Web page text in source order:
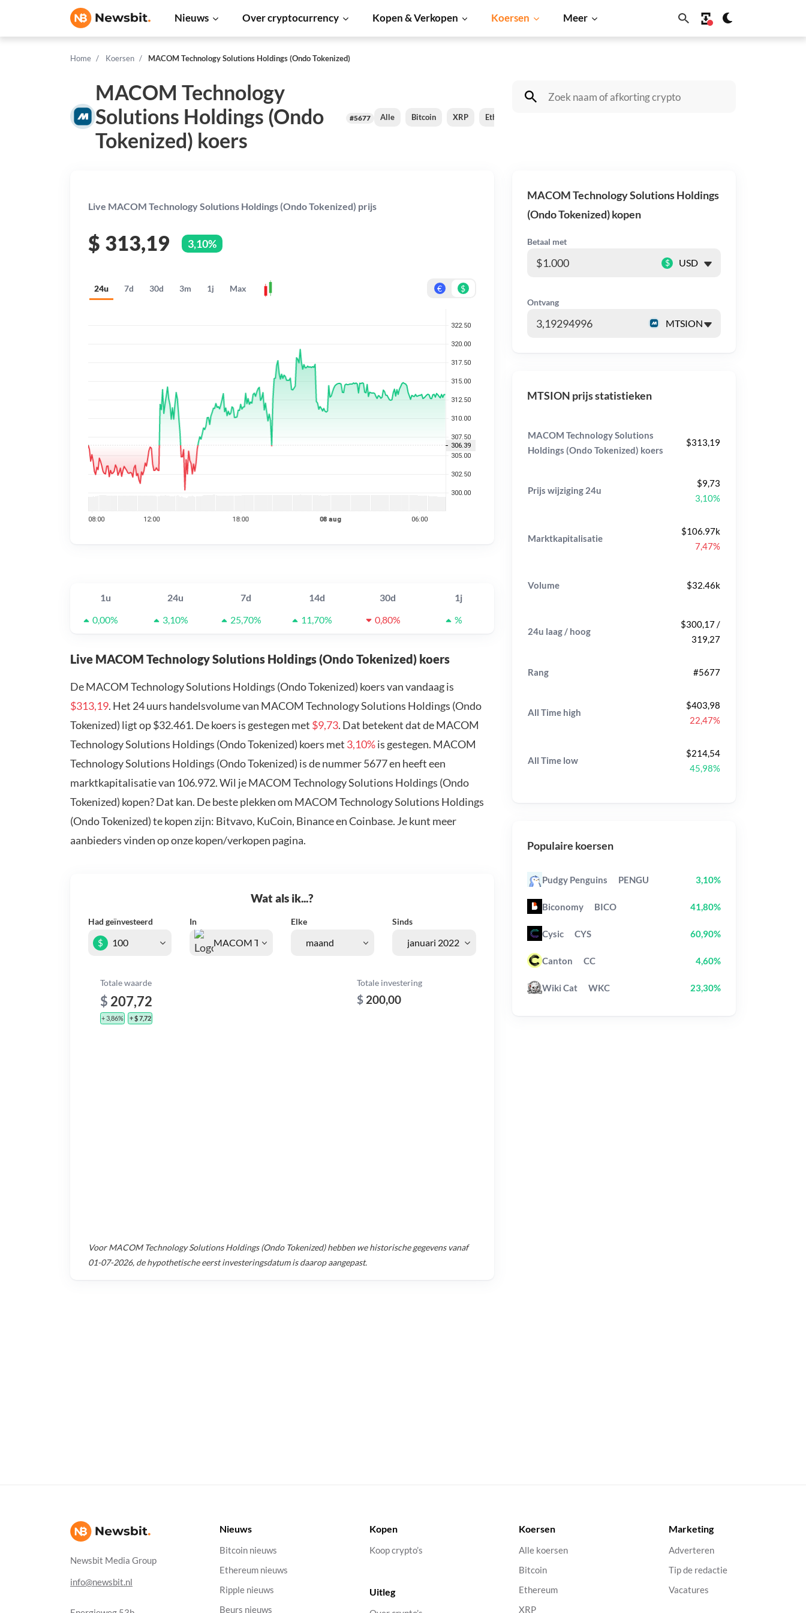
Nieuws Over cryptocurrency Kopen & Verkopen Koersen Meer
Home Koersen MACOM Technology Solutions Holdings (Ondo Tokenized)
MACOM Technology
Solutions Holdings (Ondo
Tokenized) koers
#5677 Alle Bitcoin XRP Ethereum
Live MACOM Technology Solutions Holdings (Ondo Tokenized) prijs
$ 313,19 3,10%
24u 7d 30d 3m 1j Max € $
1u 24u 7d 14d 30d
1j
0,00%
3,10% 25,70% 11,70% 0,80% %
Live MACOM Technology Solutions Holdings (Ondo Tokenized) koers
De MACOM Technology Solutions Holdings (Ondo Tokenized) koers van vandaag is
$313,19. Het 24 uurs handelsvolume van MACOM Technology Solutions Holdings (Ondo
Tokenized) ligt op $32.461. De koers is gestegen met $9,73. Dat betekent dat de MACOM
Technology Solutions Holdings (Ondo Tokenized) koers met 3,10%is gestegen. MACOM
Technology Solutions Holdings (Ondo Tokenized) is de nummer 5677 en heeft een
marktkapitalisatie van 106.972. Wil je MACOM Technology Solutions Holdings (Ondo
Tokenized) kopen? Dat kan. De beste plekken om MACOM Technology Solutions Holdings
(Ondo Tokenized) te kopen zijn: Bitvavo, KuCoin, Binance en Coinbase. Je kunt meer
aanbieders vinden op onze kopen/verkopen pagina.
Wat als ik...?
Had geïnvesteerd In Elke Sinds
$
Totale waarde
$ 207,72
+ 3,86% + $ 7,72
Totale investering
$ 200,00
VoorMACOM Technology Solutions Holdings (Ondo Tokenized)hebben we historische gegevens vanaf
01-07-2026, de hypothetische eerst investeringsdatum is daarop aangepast.
MACOM Technology Solutions Holdings
(Ondo Tokenized) kopen
Betaal met
$
Ontvang
MTSION prijs statistieken
MACOM Technology Solutions
Holdings (Ondo Tokenized) koers
$313,19
Prijs wijziging 24u
$9,73
3,10%
Marktkapitalisatie
$106.97k
7,47%
Volume $32.46k
24u laag / hoog
$300,17 /
319,27
Rang #5677
All Time high
$403,98
22,47%
All Time low
$214,54
45,98%
Populaire koersen
Pudgy Penguins PENGU 3,10%
Biconomy BICO 41,80%
Cysic CYS 60,90%
Canton CC 4,60%
Wiki Cat WKC 23,30%
Newsbit Media Group
info@newsbit.nl
Nieuws
Bitcoin nieuws
Ethereum nieuws
Ripple nieuws
Beurs nieuws
Kopen
Koop crypto’s
Uitleg
Koersen
Alle koersen
Bitcoin
Ethereum
XRP
Marketing
Adverteren
Tip de redactie
Vacatures